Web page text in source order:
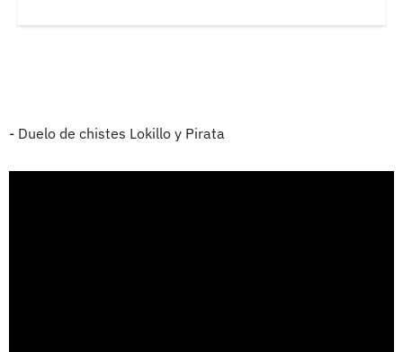
- Duelo de chistes Lokillo y Pirata